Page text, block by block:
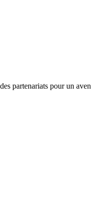
partenariats pour un